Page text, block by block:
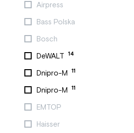
Airpress
Bass Polska
Bosch
DeWALT 14
Dnipro-M 11
Dnipro-M 11
EMTOP
Haisser